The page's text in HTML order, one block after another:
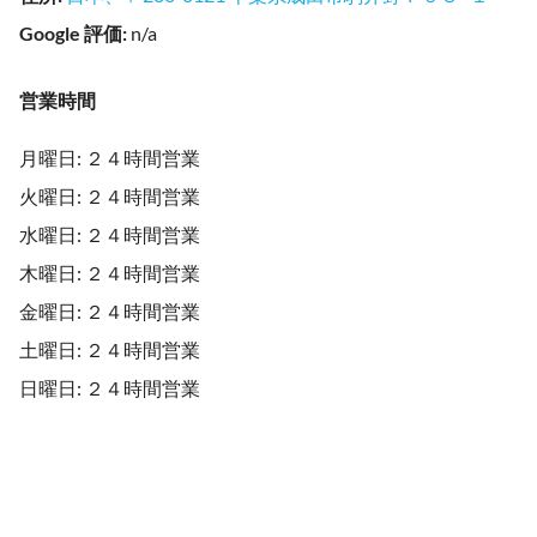
Google 評価: n/a
営業時間
月曜日: ２４時間営業
火曜日: ２４時間営業
水曜日: ２４時間営業
木曜日: ２４時間営業
金曜日: ２４時間営業
土曜日: ２４時間営業
日曜日: ２４時間営業